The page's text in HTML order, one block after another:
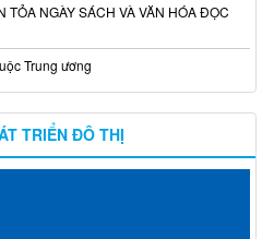
NGÀY SÁCH VÀ VĂN HÓA ĐỌC
Trung ương
TRIỂN ĐÔ THỊ